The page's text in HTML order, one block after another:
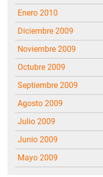
enero 2010
diciembre 2009
noviembre 2009
octubre 2009
septiembre 2009
agosto 2009
julio 2009
junio 2009
mayo 2009